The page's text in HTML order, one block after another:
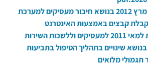
איגרת למעסיק מרץ 2012 בנושא חיבור מעסיקים למערכת
השירות
שינויים בתהליך הטיפול בתביעות
מלואים